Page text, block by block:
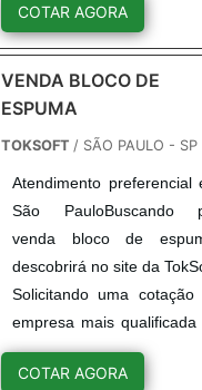
embalagens de
sensíveis. Este
resistente e oferece
poder de absorção
ter camada macia,
oferece uma ótima
de contato entre o
a embalagem.A
com um calço em
e exp...
COTAR AGORA
VENDA BLOCO DE
ESPUMA
TOKSOFT / SÃO PAULO - SP
Atendimento preferencial
São PauloBuscando
venda bloco de
descobrirá no site da
Solicitando uma cotação
empresa mais qualificada
mercado e conhecendo
líder em
COTAR AGORA